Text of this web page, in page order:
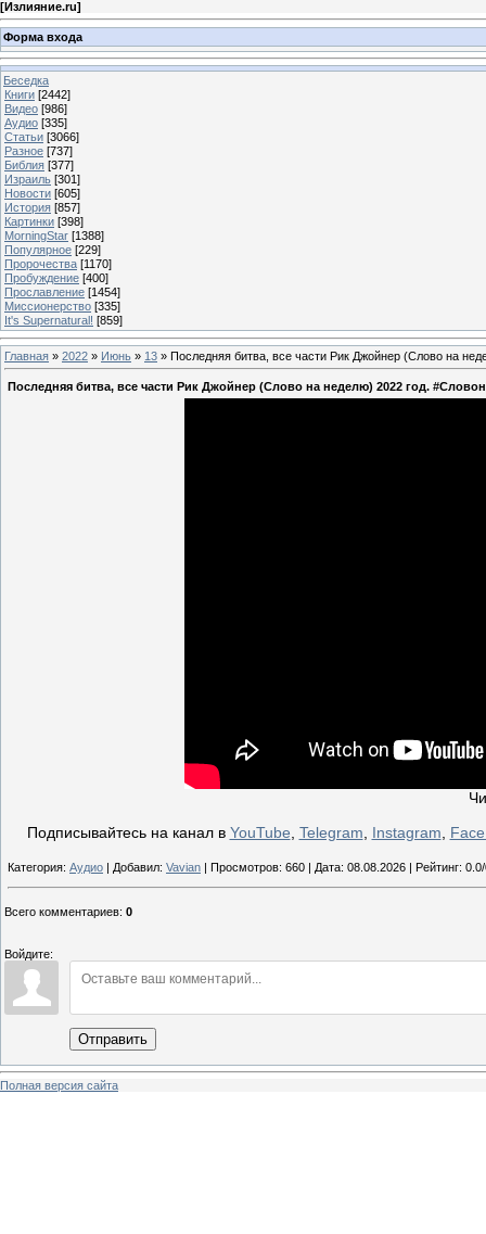
[Излияние.ru]
Форма входа
Беседка
Книги [2442]
Видео [986]
Аудио [335]
Статьи [3066]
Разное [737]
Библия [377]
Израиль [301]
Новости [605]
История [857]
Картинки [398]
MorningStar [1388]
Популярное [229]
Пророчества [1170]
Пробуждение [400]
Прославление [1454]
Миссионерство [335]
It's Supernatural! [859]
Главная » 2022 » Июнь » 13 » Последняя битва, все части Рик Джойнер (Слово на
Последняя битва, все части Рик Джойнер (Слово на неделю) 2022 год.
Подписывайтесь на канал в YouTube Telegram Instagram
Категория: Аудио | Добавил: Vavian | Просмотров: 660 | Дата: 08.08.2026 | Рейтинг:
Всего комментариев: 0
Войдите:
Отправить
Полная версия сайта